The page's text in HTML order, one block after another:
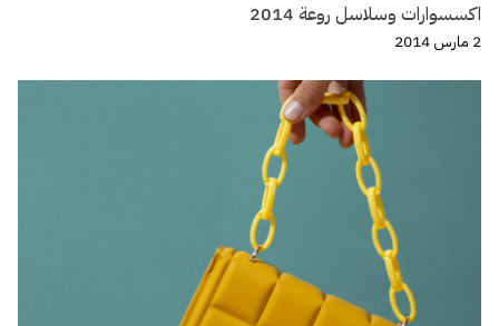
اكسسوارات وسلاسل روعة 2014
2 مارس 2014